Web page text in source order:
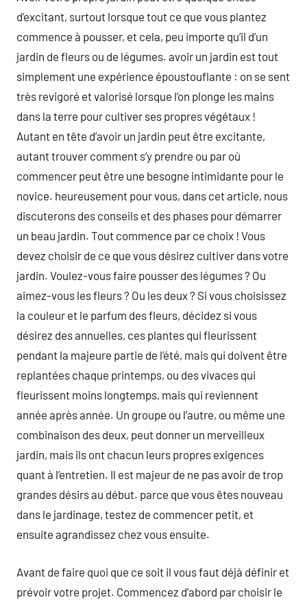
d’excitant, surtout lorsque tout ce que vous plantez
commence à pousser, et cela, peu importe qu’il d’un
jardin de fleurs ou de légumes. avoir un jardin est tout
simplement une expérience époustouflante : on se sent
très revigoré et valorisé lorsque l’on plonge les mains
dans la terre pour cultiver ses propres végétaux !
Autant en tête d’avoir un jardin peut être excitante,
autant trouver comment s’y prendre ou par où
commencer peut être une besogne intimidante pour le
novice. heureusement pour vous, dans cet article, nous
discuterons des conseils et des phases pour démarrer
un beau jardin. Tout commence par ce choix ! Vous
devez choisir de ce que vous désirez cultiver dans votre
jardin. Voulez-vous faire pousser des légumes ? Ou
aimez-vous les fleurs ? Ou les deux ? Si vous choisissez
la couleur et le parfum des fleurs, décidez si vous
désirez des annuelles, ces plantes qui fleurissent
pendant la majeure partie de l’été, mais qui doivent être
replantées chaque printemps, ou des vivaces qui
fleurissent moins longtemps, mais qui reviennent
année après année. Un groupe ou l’autre, ou même une
combinaison des deux, peut donner un merveilleux
jardin, mais ils ont chacun leurs propres exigences
quant à l’entretien. Il est majeur de ne pas avoir de trop
grandes désirs au début. parce que vous êtes nouveau
dans le jardinage, testez de commencer petit, et
ensuite agrandissez chez vous ensuite.
Avant de faire quoi que ce soit il vous faut déjà définir et
prévoir votre projet. Commencez d’abord par choisir le